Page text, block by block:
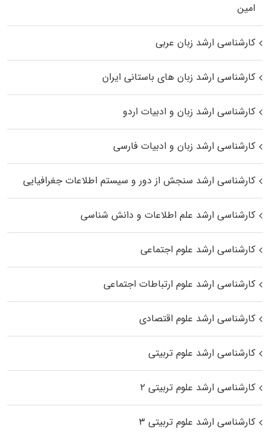
اﻣﻴﻦ
کارشناسی ارشد زبان عربی
کارشناسی ارشد زبان‌ های باستانی ایران
کارشناسی ارشد زبان و ادبیات اردو
کارشناسی ارشد زبان و ادبیات فارسی
کارشناسی ارشد سنجش از دور و سیستم اطلاعات جغرافیایی
کارشناسی ارشد علم اطلاعات و دانش شناسی
کارشناسی ارشد علوم اجتماعی
کارشناسی ارشد علوم ارتباطات اجتماعی
کارشناسی ارشد علوم اقتصادی
کارشناسی ارشد علوم تربیتی
کارشناسی ارشد علوم تربیتی ۲
کارشناسی ارشد علوم تربیتی ۳